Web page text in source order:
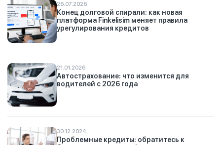
26.07.2026
Конец долговой спирали: как новая
платформа Finkelisim меняет правила
урегулирования кредитов
21.01.2026
Автострахование: что изменится для
водителей с 2026 года
30.12.2024
Проблемные кредиты: обратитесь к